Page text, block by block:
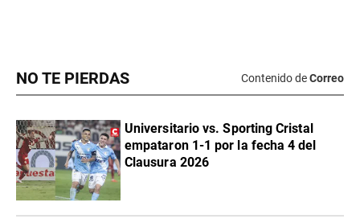
NO TE PIERDAS Contenido deCorreo
Universitario vs. Sporting Cristal
empataron 1-1 por la fecha 4 del
Clausura 2026